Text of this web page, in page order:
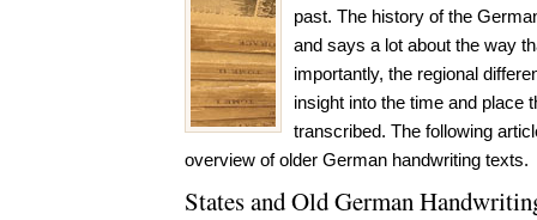
past. The history of the
and says a lot about the way
importantly, the regional
insight into the time and place
transcribed. The following
overview of older German handwriting texts.
States and Old German